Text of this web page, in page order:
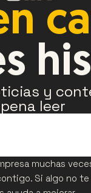
y
pena leer
muchas
Si algo no